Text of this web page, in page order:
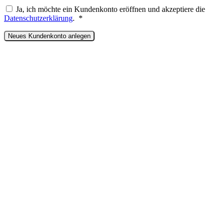
Ja, ich möchte ein Kundenkonto eröffnen und akzeptiere die
Datenschutzerklärung. *
Neues Kundenkonto anlegen